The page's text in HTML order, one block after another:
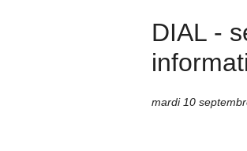
DIAL -
mardi 10